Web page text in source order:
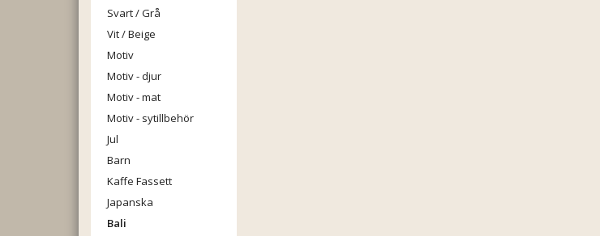
Svart / Grå
Vit / Beige
Motiv
Motiv - djur
Motiv - mat
Motiv - sytillbehör
Jul
Barn
Kaffe Fassett
Japanska
Bali